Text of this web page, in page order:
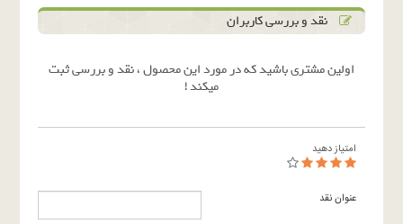
نقد و بررسی کاربران
اولین مشتری باشید که در مورد این محصول ، نقد و بررسی ثبت
میکند !
امتیاز دهید
عنوان نقد